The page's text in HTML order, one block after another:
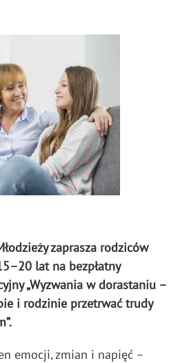
zaprasza rodziców
lat na bezpłatny
„Wyzwania w dorastaniu –
i rodzinie przetrwać trudy
emocji, zmian i napięć –